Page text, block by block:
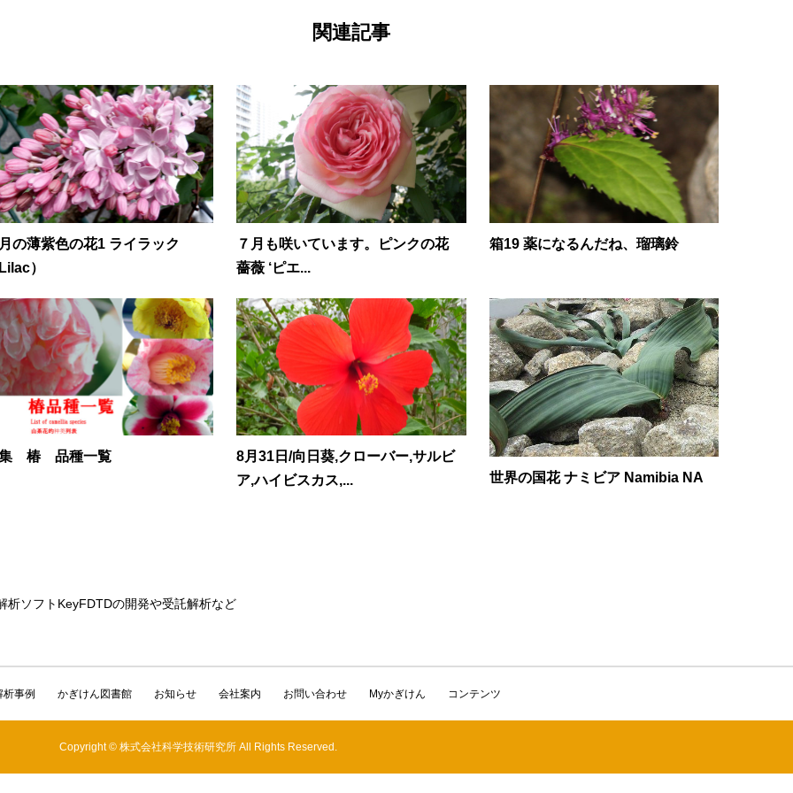
関連記事
の薄紫色の花1 ライラック
）
７月も咲いています。ピンクの花
薔薇 ‘ピエ...
箱19 薬になるんだね、瑠璃鈴
椿 品種一覧
8月31日/向日葵,クローバー,サルビ
ア,ハイビスカス,...
世界の国花 ナミビア Namibia NA
析ソフトKeyFDTDの開発や受託解析など
事例 かぎけん図書館 お知らせ 会社案内 お問い合わせ Myかぎけん コンテンツ
Copyright © 株式会社科学技術研究所 All Rights Reserved.